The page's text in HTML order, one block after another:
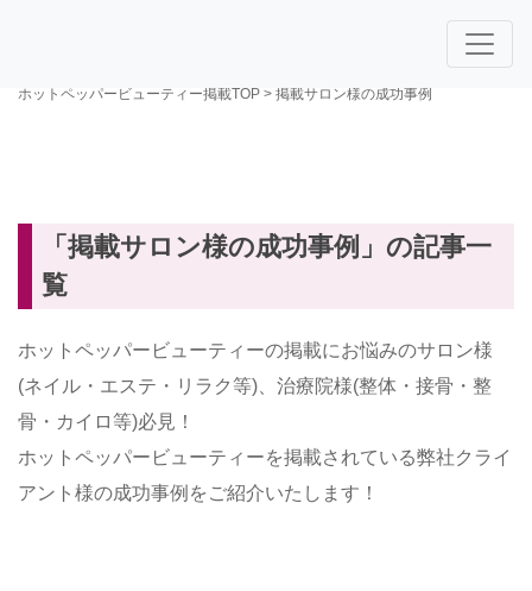
ホットペッパービューティー掲載TOP > 掲載サロン様の成功事例
「掲載サロン様の成功事例」の記事一
覧
ホットペッパービューティーの掲載にお悩みのサロン様
(ネイル・エステ・リラク等)、治療院様(整体・接骨・整
骨・カイロ等)必見！
ホットペッパービューティーを掲載されている弊社クライ
アント様の成功事例をご紹介いたします！